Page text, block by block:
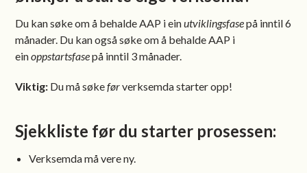
Du kan søke om å behalde AAP i einutviklingsfasepå inntil 6
månader. Du kan også søke om å behalde AAP i
einoppstartsfasepå inntil 3 månader.
Viktig: Du må søkeførverksemda starter opp!
Sjekkliste før du starter prosessen:
Verksemda må vere ny.